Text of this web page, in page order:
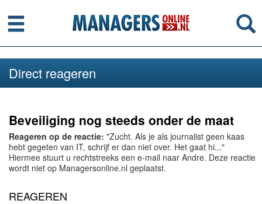
Menu
Direct reageren
Beveiliging nog steeds onder de maat
Reageren op de reactie: "Zucht. Als je als journalist geen kaas
hebt gegeten van IT, schrijf er dan niet over. Het gaat hi..."
Hiermee stuurt u rechtstreeks een e-mail naar Andre. Deze reactie
wordt niet op Managersonline.nl geplaatst.
REAGEREN